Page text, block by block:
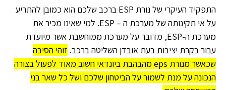
התפקיד העיקרי של נורת ESP ברכב שלכם הוא כמובן להתריע
על אי תקינותה של מערכת ה – ESP. למי שאינו מכיר את
מערכת ה-ESP, מדובר על מערכת ממוחשבת אשר מיועדת
עבור בקרת יציבות בעת אובדן השליטה ברכב.זוהי הסיבה
שכאשר מנורת eps מהבהבת ביונדאי חשוב מאוד לפעול בצורה
הנכונה על מנת לשמור על הביטחון שלכם ושל כל שאר בני